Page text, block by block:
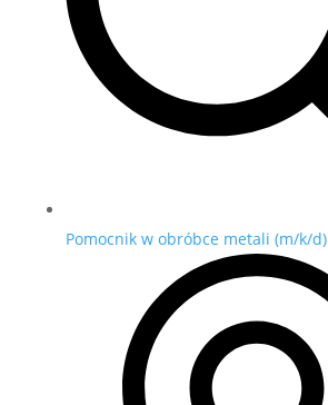
Pomocnik w obróbce metali (m/k/d)